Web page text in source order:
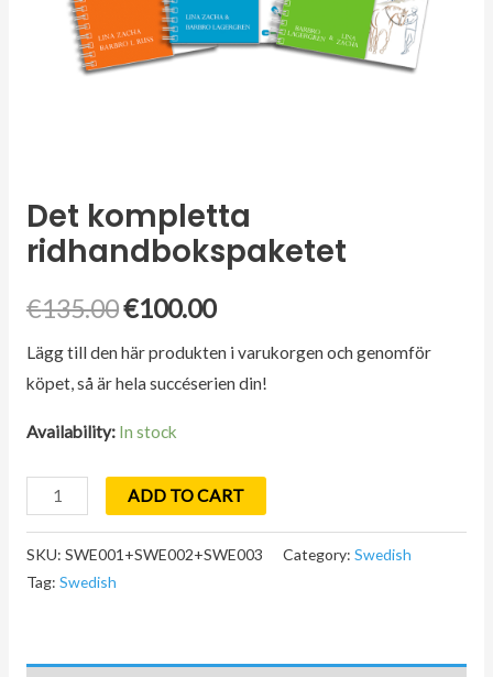
Det kompletta
ridhandbokspaketet
€135.00Original
price
€135.00.
€100.00Current
price
Lägg till den här produkten i varukorgen och genomför
köpet, så är hela succéserien din!
Availability: In stock
kompletta
ridhandbokspaketet
quantity
ADD TO CART
SKU: SWE001+SWE002+SWE003 Category: Swedish
Tag: Swedish